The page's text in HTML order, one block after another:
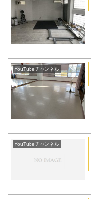
YouTubeチャンネル
YouTubeチャンネル